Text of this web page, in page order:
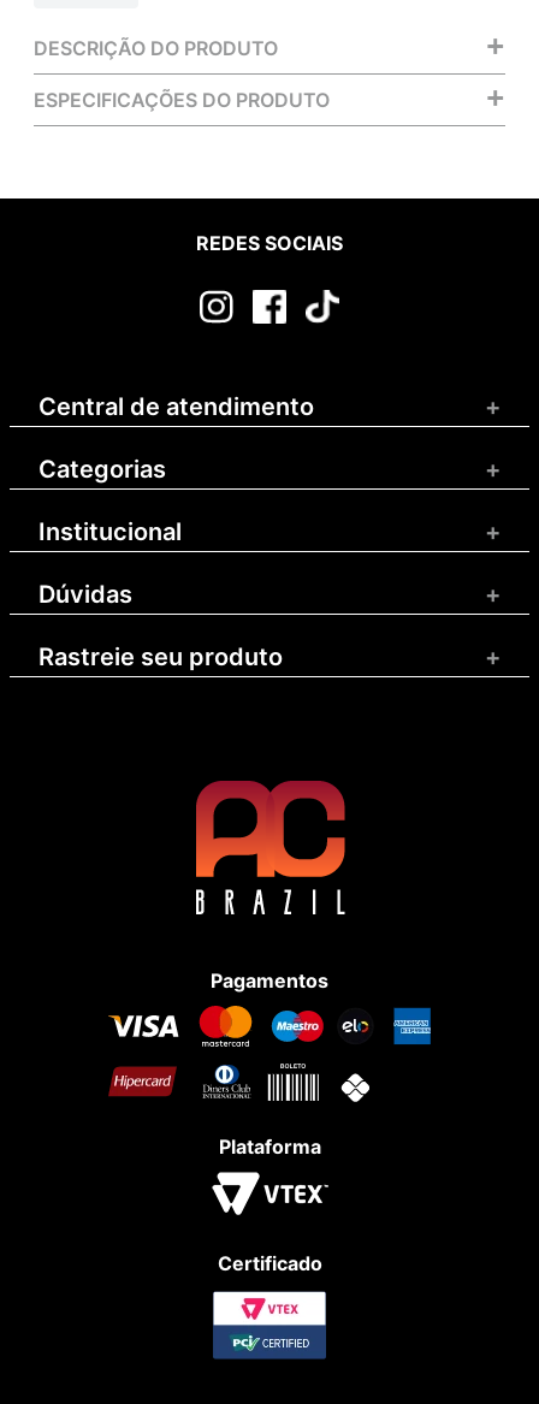
DESCRIÇÃO DO PRODUTO +
ESPECIFICAÇÕES DO PRODUTO +
REDES SOCIAIS
Central de atendimento +
Categorias +
Institucional +
Dúvidas +
Rastreie seu produto +
Pagamentos
Plataforma
Certificado